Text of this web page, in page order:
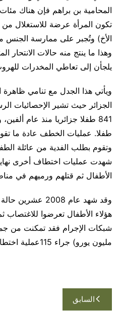
المحامية بن براهم فإن هناك
تكون المرأة عرضة للاستغلال
الأخ) وتُجبر على ممارسة الجنس
وهذا ما ينتج منه حالات الانتحار
يلجأن إلى تعاطي المخدرات
ويأتي هذا الجدل مع تنامي
الجزائر حيث تشير الإحصائيات
طفلا. عمليات الخطف عادة ما
وتقوم بطلب الفدية من عائلة
شهدت عمليات اختطاف أخرى
الأطفال ثم قتلهم ورميهم في
وقد شهد عام
هؤلاء الأطفال تعرضوا للاغتصاب
مليون يورو) جراء 115عملية اختطاف.
تصفّح
السابق